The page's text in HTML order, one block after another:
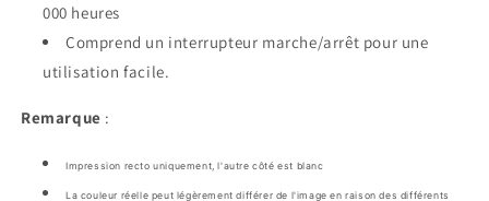
000 heures
Comprend un interrupteur marche/arrêt pour une
utilisation facile.
Remarque :
Impression recto uniquement, l'autre côté est blanc
La couleur réelle peut légèrement différer de l'image en raison des différents